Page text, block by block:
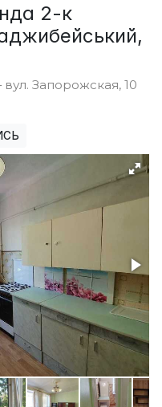
2-к
Запорожская, 10